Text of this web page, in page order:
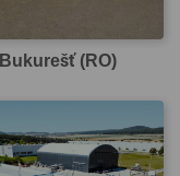
Bukurešť (RO)